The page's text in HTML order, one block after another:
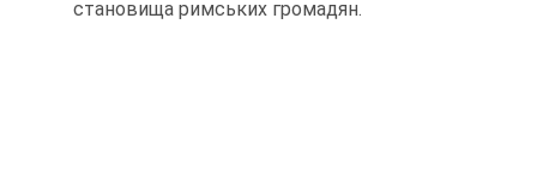
становища римських громадян.